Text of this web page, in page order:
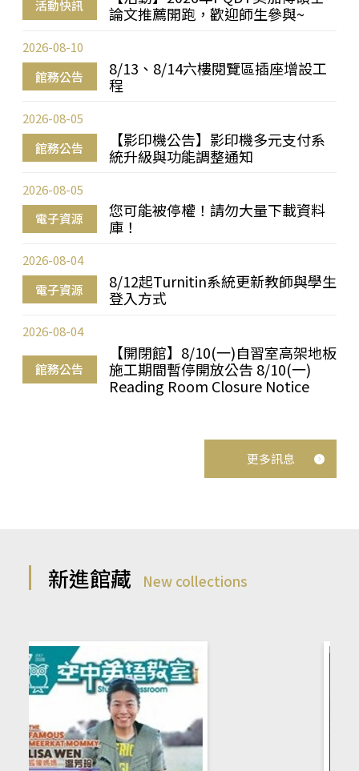
活動快訊
論文推薦開跑，歡迎師生參與~
館務公告
8/13、8/14六樓閱覽區插座增設工
程
2026-08-10
館務公告
【影印機公告】影印機多元支付系
統升級與功能調整通知
2026-08-05
電子資源
您可能被停權！請勿大量下載資料
庫！
2026-08-05
電子資源
8/12起Turnitin系統更新教師與學生
登入方式
2026-08-04
館務公告
【開閉館】8/10(一)自習室高架地板
施工期間暫停開放公告 8/10(一)
Reading Room Closure Notice
2026-08-04
更多訊息
新進館藏 New collections